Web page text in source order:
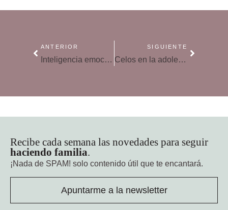
ANTERIOR
Inteligencia emocional para prevenir la ansiedad fruto de las nuevas tecnologías
SIGUIENTE
Celos en la adolescencia, cómo ayudarles a gestionarlos
Recibe cada semana las novedades para seguir
haciendo familia.
¡Nada de SPAM! solo contenido útil que te encantará.
Apuntarme a la newsletter